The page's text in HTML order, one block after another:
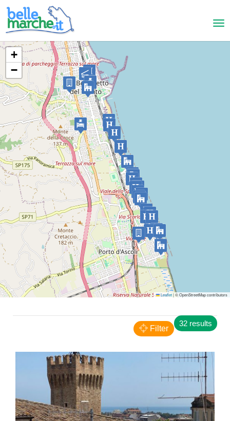
San Benedetto del Tronto
Appartamento Sui Tetti
FLATS
San Benedetto del Tronto
RESIDENCE
+
−
Leaflet|© OpenStreetMap contributors
32 results
Filter